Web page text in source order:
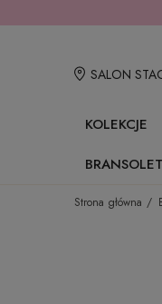
SALON
KOLEKCJE
Strona główna